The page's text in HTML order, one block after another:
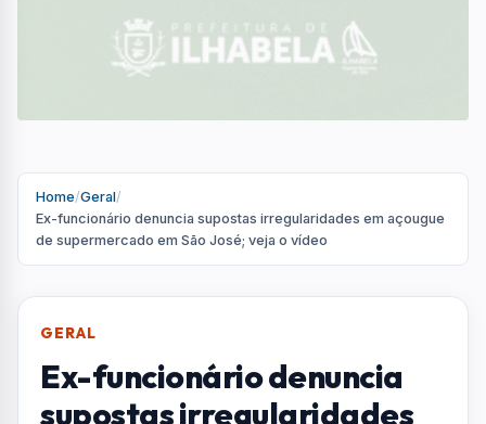
Ex-funcionário denuncia
supostas irregularidades
José; veja o vídeo
Vídeos e fotos enviados ao BocaTV apontam
possível reaproveitamento de produtos
R Por Redação
Portal AquiVale
Publicado em 29 de abril de 2026